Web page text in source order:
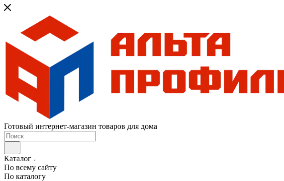
Готовый интернет-магазин товаров для дома
Каталог
По всему сайту
По каталогу